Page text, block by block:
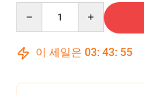
이 세일은 03: 43: 54